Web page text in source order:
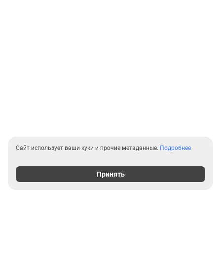
Сайт использует ваши куки и прочие метаданные. Подробнее
Принять